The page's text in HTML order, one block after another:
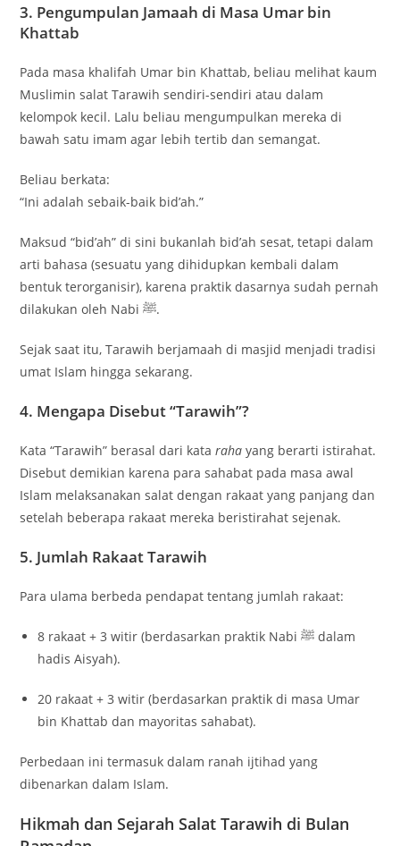
3. Pengumpulan Jamaah di Masa Umar bin
Khattab
Pada masa khalifah Umar bin Khattab, beliau melihat kaum
Muslimin salat Tarawih sendiri-sendiri atau dalam
kelompok kecil. Lalu beliau mengumpulkan mereka di
bawah satu imam agar lebih tertib dan semangat.
Beliau berkata:
“Ini adalah sebaik-baik bid’ah.”
Maksud “bid’ah” di sini bukanlah bid’ah sesat, tetapi dalam
arti bahasa (sesuatu yang dihidupkan kembali dalam
bentuk terorganisir), karena praktik dasarnya sudah pernah
dilakukan oleh Nabi ﷺ.
Sejak saat itu, Tarawih berjamaah di masjid menjadi tradisi
umat Islam hingga sekarang.
4. Mengapa Disebut “Tarawih”?
Kata “Tarawih” berasal dari kataraha yang berarti istirahat.
Disebut demikian karena para sahabat pada masa awal
Islam melaksanakan salat dengan rakaat yang panjang dan
setelah beberapa rakaat mereka beristirahat sejenak.
5. Jumlah Rakaat Tarawih
Para ulama berbeda pendapat tentang jumlah rakaat:
8 rakaat + 3 witir (berdasarkan praktik Nabi ﷺ dalam
hadis Aisyah).
20 rakaat + 3 witir (berdasarkan praktik di masa Umar
bin Khattab dan mayoritas sahabat).
Perbedaan ini termasuk dalam ranah ijtihad yang
dibenarkan dalam Islam.
Hikmah dan Sejarah Salat Tarawih di Bulan